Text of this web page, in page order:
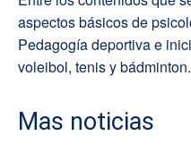
aspectos básicos de
Pedagogía deportiva e
voleibol, tenis y bádminton.
Mas noticias